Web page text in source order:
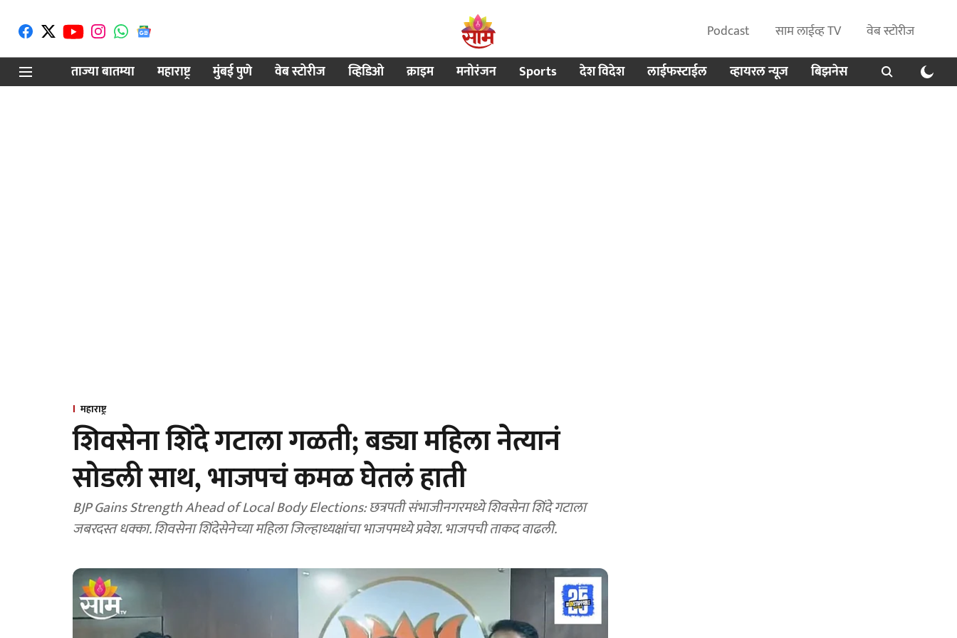
Podcast साम लाईव्ह TV
वेब स्टोरीज
ताज्या बातम्या
महाराष्ट्र मुंबई पुणे वेब स्टोरीज व्हिडिओ क्राइम मनोरंजन Sports देश विदेश लाईफस्टाईल व्हायरल न्यूज बिझनेस
महाराष्ट्र
शिवसेना शिंदे गटाला गळती; बड्या महिला नेत्यानं
सोडली साथ, भाजपचं कमळ घेतलं हाती
BJP Gains Strength Ahead of Local Body Elections: छत्रपती संभाजीनगरमध्ये शिवसेना शिंदे गटाला
जबरदस्त धक्का. शिवसेना शिंदेसेनेच्या महिला जिल्हाध्यक्षांचा भाजपमध्ये प्रवेश. भाजपची ताकद वाढली.